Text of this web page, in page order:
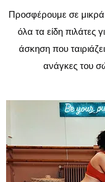
Προσφέρουμε σε
όλα τα είδη πιλάτες
άσκηση που
ανάγκες του